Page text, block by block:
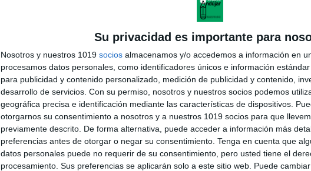
Su privacidad es importante para
Nosotros y nuestros 1019 socios almacenamos y/o accedemos a información en
procesamos datos personales, como identificadores únicos e información
para publicidad y contenido personalizado, medición de publicidad y contenido,
desarrollo de servicios. Con su permiso, nosotros y nuestros socios podemos
geográfica precisa e identificación mediante las características de dispositivos.
otorgarnos su consentimiento a nosotros y a nuestros 1019 socios para que
previamente descrito. De forma alternativa, puede acceder a información más
preferencias antes de otorgar o negar su consentimiento. Tenga en cuenta que
datos personales puede no requerir de su consentimiento, pero usted tiene el
procesamiento. Sus preferencias se aplicarán solo a este sitio web. Puede